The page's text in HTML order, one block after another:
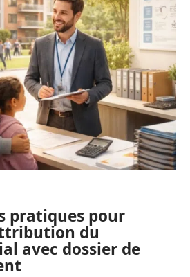
pratiques pour
du
avec dossier de